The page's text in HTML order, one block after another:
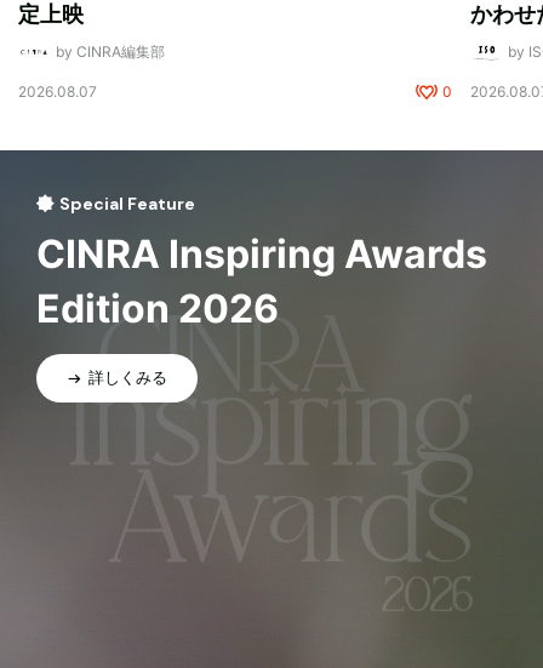
定上映
by CINRA編集部
2026.08.07 0
かわせ
by
Special Feature
CINRA Inspiring Awards
Edition 2026
詳しくみる